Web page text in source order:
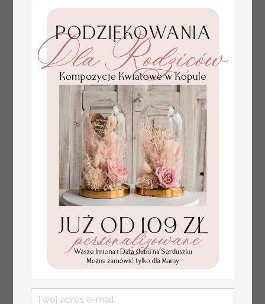
informacyjna dla
plan stołów na
weselu ze zdjęciem
Pary Młodej, plan
usadzenia gości
weselnych
złote winietki na komunię, winietka
winietki z naturalnym kłosem